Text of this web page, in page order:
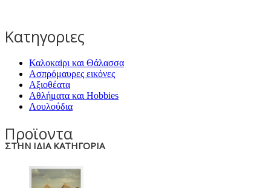
Κατηγοριες
Καλοκαiρι και Θάλασσα
Ασπρόμαυρες εικόνες
Αξιοθέατα
Αθλήματα και Hobbies
Λουλούδια
Προϊοντα
ΣΤΗΝ ΙΔΙΑ ΚΑΤΗΓΟΡΙΑ